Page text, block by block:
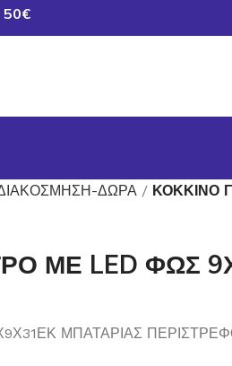
50€
ΔΩΡΑ
ΚΟΚΚΙΝΟ
ΜΕ LED ΦΩΣ
ΜΠΑΤΑΡΙΑΣ